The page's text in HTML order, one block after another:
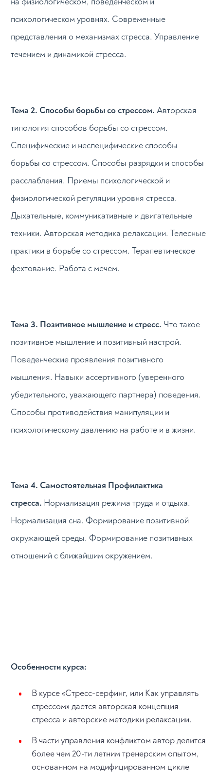
психологическом уровнях. Современные
представления о механизмах стресса. Управление
течением и динамикой стресса.
Тема 2. Способы борьбы со стрессом. Авторская
типология способов борьбы со стрессом.
Специфические и неспецифические способы
борьбы со стрессом. Способы разрядки и способы
расслабления. Приемы психологической и
физиологической регуляции уровня стресса.
Дыхательные, коммуникативные и двигательные
техники. Авторская методика релаксации. Телесные
практики в борьбе со стрессом. Терапевтическое
фехтование. Работа с мечем.
Тема 3. Позитивное мышление и стресс. Что такое
позитивное мышление и позитивный настрой.
Поведенческие проявления позитивного
мышления. Навыки ассертивного (уверенного
убедительного, уважающего партнера) поведения.
Способы противодействия манипуляции и
психологическому давлению на работе и в жизни.
Тема 4. Самостоятельная Профилактика
стресса. Нормализация режима труда и отдыха.
Нормализация сна. Формирование позитивной
окружающей среды. Формирование позитивных
отношений с ближайшим окружением.
Особенности курса:
В курсе «Стресс-серфинг, или Как управлять
стрессом» дается авторская концепция
стресса и авторские методики релаксации.
В части управления конфликтом автор делится
более чем 20-ти летним тренерским опытом,
основанном на модифицированном цикле